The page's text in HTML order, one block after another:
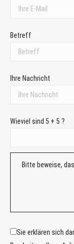
Betreff
Ihre Nachricht
Wieviel sind 5 + 5 ?
Bitte beweise,
Sie erklären sich